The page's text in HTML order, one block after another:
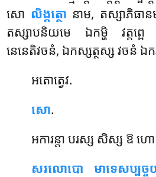
សោ លិង្គត្ថោ នាម, តស្សាភិធាន
តស្សាបនិយមេ ឯកម្ហិ វត្តព្
នេនេតិវចនំ, ឯកស្សត្ថស្ស វចនំ
អតោត្វេវ.
សោ.
អការន្តាបរស្ស សិស្ស ឱ ហ
សរលោបោ មាទេសប្បច្